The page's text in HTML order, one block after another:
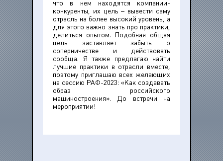
что в нем находятся компании-
конкуренты, их цель – вывести саму
отрасль на более высокий уровень, а
для этого важно знать про практики,
делиться опытом. Подобная общая
цель заставляет забыть о
соперничестве и действовать
сообща. Я также предлагаю найти
лучшие практики в отрасли вместе,
поэтому приглашаю всех желающих
на сессию РАФ-2023: «Как создавать
образ российского
машиностроения». До встречи на
мероприятии!